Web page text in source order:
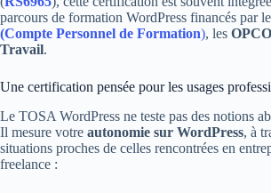
parcours de formation WordPress financés par le
(Compte Personnel de Formation), les OPCO
Travail.
Une certification pensée pour les usages
Le TOSA WordPress ne teste pas des notions
Il mesure votre autonomie sur WordPress, à
situations proches de celles rencontrées en
freelance :